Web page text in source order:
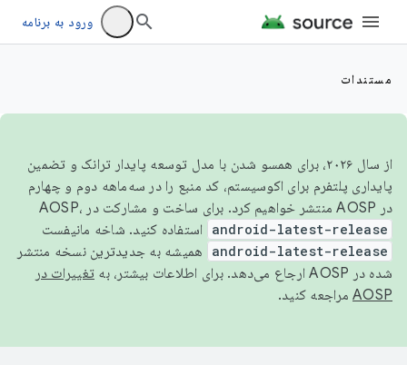
ورود به برنامه
مستندات
از سال ۲۰۲۶، برای همسو شدن با مدل توسعه پایدار ترانک و تضمین
پایداری پلتفرم برای اکوسیستم، کد منبع را در سه‌ماهه دوم و چهارم
در AOSP منتشر خواهیم کرد. برای ساخت و مشارکت در AOSP،
android-latest-release استفاده کنید. شاخه مانیفست
android-latest-release
همیشه به جدیدترین نسخه منتشر
شده در AOSP ارجاع می‌دهد. برای اطلاعات بیشتر، به
تغییرات در
AOSP مراجعه کنید.